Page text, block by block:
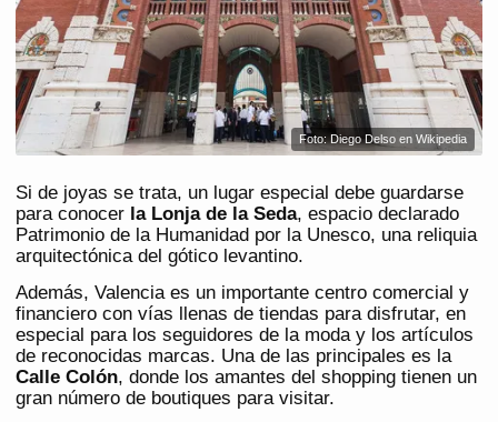
Foto: Diego Delso en Wikipedia
Si de joyas se trata, un lugar especial debe guardarse
para conocer la Lonja de la Seda, espacio declarado
Patrimonio de la Humanidad por la Unesco, una reliquia
arquitectónica del gótico levantino.
Además, Valencia es un importante centro comercial y
financiero con vías llenas de tiendas para disfrutar, en
especial para los seguidores de la moda y los artículos
de reconocidas marcas. Una de las principales es la
Calle Colón, donde los amantes del shopping tienen un
gran número de boutiques para visitar.